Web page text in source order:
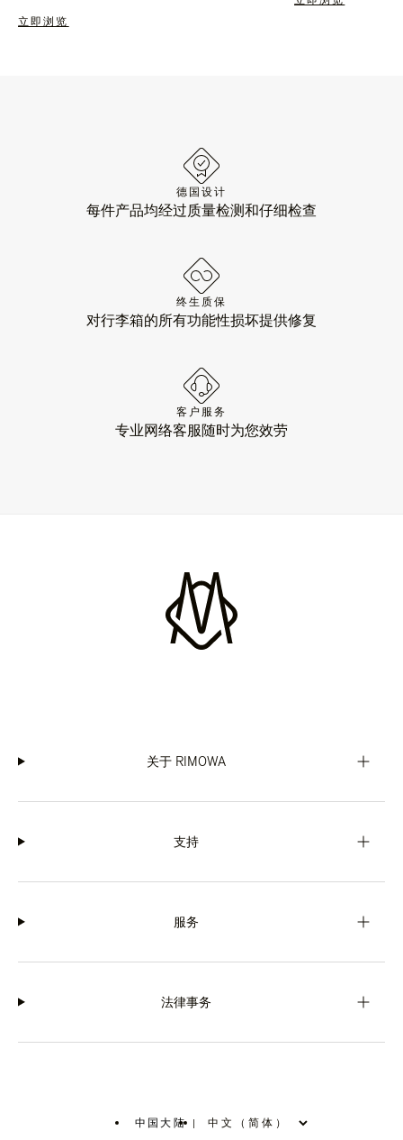
立即浏览
德国设计
每件产品均经过质量检测和仔细检查
终生质保
对行李箱的所有功能性损坏提供修复
客户服务
专业网络客服随时为您效劳
关于 RIMOWA
支持
服务
法律事务
中国大陆 |